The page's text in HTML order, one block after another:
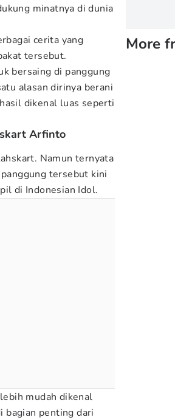
minatnya di dunia
cerita yang
tersebut.
bersaing di panggung
alasan dirinya berani
dikenal luas seperti
Arfinto
Namun ternyata
tersebut kini
di Indonesian Idol.
mudah dikenal
bagian penting dari
More